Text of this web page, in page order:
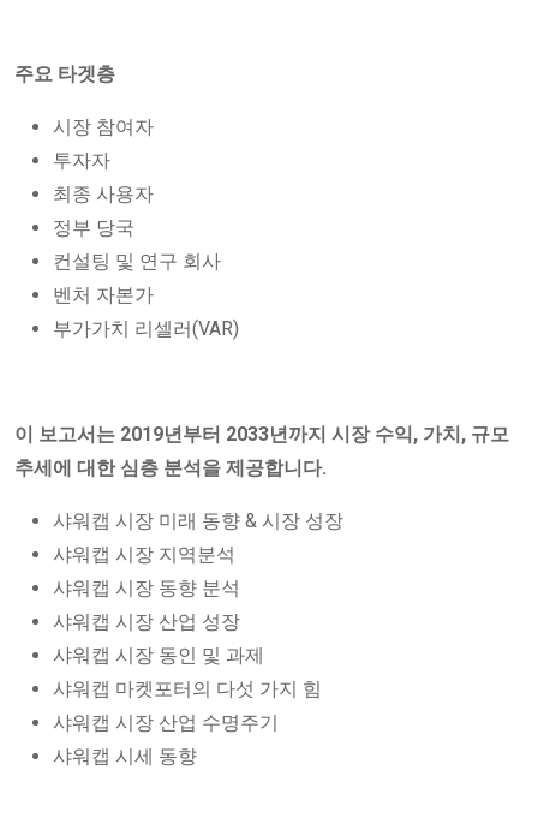
주요 타겟층
시장 참여자
투자자
최종 사용자
정부 당국
컨설팅 및 연구 회사
벤처 자본가
부가가치 리셀러(VAR)
이 보고서는 2019년부터 2033년까지 시장 수익, 가치, 규모
추세에 대한 심층 분석을 제공합니다.
샤워캡 시장 미래 동향 & 시장 성장
샤워캡 시장 지역분석
샤워캡 시장 동향 분석
샤워캡 시장 산업 성장
샤워캡 시장 동인 및 과제
샤워캡 마켓포터의 다섯 가지 힘
샤워캡 시장 산업 수명주기
샤워캡 시세 동향